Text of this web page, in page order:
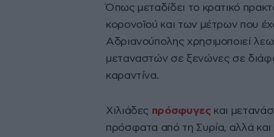
Όπως μεταδίδει το κρατικό
κορονοϊού και των μέτρων που
Αδριανούπολης χρησιμοποιεί
μεταναστών σε ξενώνες σε
καραντίνα.
Χιλιάδες πρόσφυγες και
πρόσφατα από τη Συρία, αλλά